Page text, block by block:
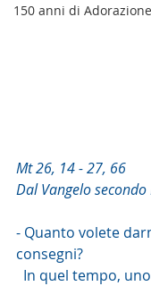
150 anni di Adorazione
Mt 26, 14 - 27, 66
Dal Vangelo secondo
- Quanto volete
consegni?